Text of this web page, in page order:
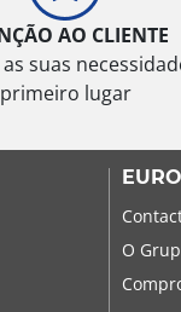
AO CLIENTE
suas
primeiro lugar
O